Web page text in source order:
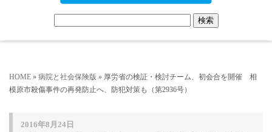
HOME » 病院と社会保険版 » 厚労省の検証・検討チーム、初会合を開催 相
模原市殺傷事件の再発防止へ、防犯対策も（第2936号）
2016年8月24日